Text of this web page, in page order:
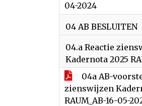
04-2024
04 AB BESLUITEN
04.a Reactie
Kadernota 2025
04a AB-
zienswijzen
RAUM_AB-16-05-